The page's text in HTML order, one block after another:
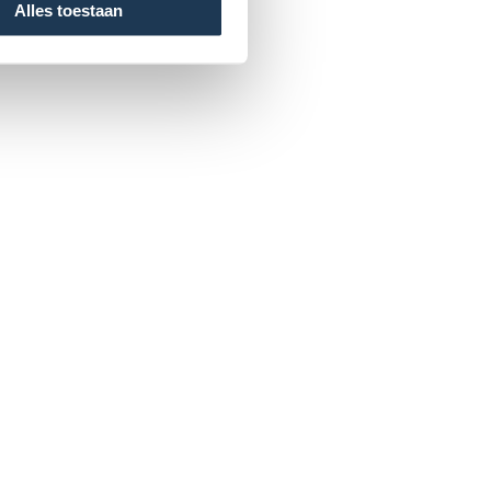
Alles toestaan